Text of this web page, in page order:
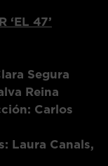
‘EL 47’
Segura
Reina
Carlos
Laura Canals,